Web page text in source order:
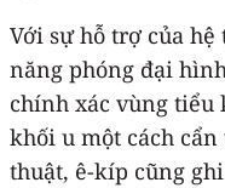
Với sự hỗ trợ của
năng phóng đại
chính xác vùng tiểu
khối u một cách
thuật, ê-kíp cũng